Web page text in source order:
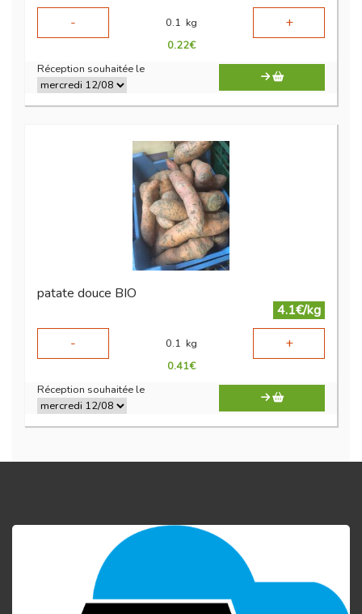
-
0.1 kg +
0.22€
Réception souhaitée le
patate douce BIO
4.1€/kg
-
0.1 kg +
0.41€
Réception souhaitée le